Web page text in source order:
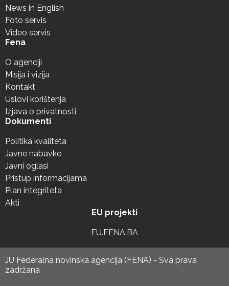
News in English
Foto servis
Video servis
Fena
O agenciji
Misija i vizija
Kontakt
Uslovi korištenja
Izjava o privatnosti
Dokumenti
Politika kvaliteta
Javne nabavke
Javni oglasi
Pristup informacijama
Plan integriteta
Akti
EU projekti
EU.FENA.BA
JU Federalna novinska agencija (FENA) - Sva prava
zadržana